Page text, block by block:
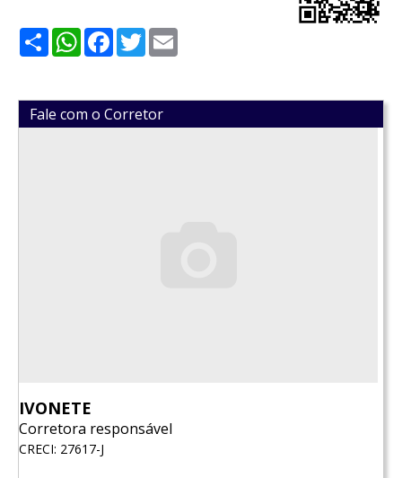
ShareWhatsApp
Facebook
Twitter
Fale com o Corretor
IVONETE
Corretora responsável
CRECI: 27617-J